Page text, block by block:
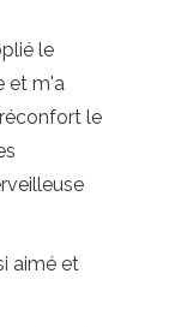
le
et m'a
le
aimé et